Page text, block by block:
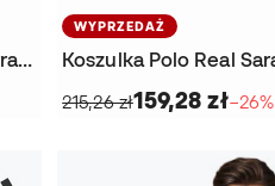
Koszulka Polo Kids Gimnàstic de Tarragona Paseo Jugadores 2024-2025
WYPRZEDAŻ
215,26 zł159,28 zł−26%